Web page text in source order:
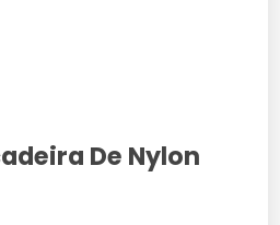
De Nylon